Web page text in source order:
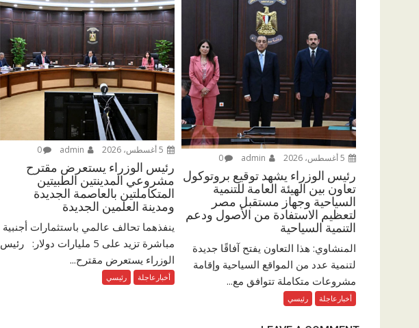
0
رئيس الوزراء يشهد توقيع بروتوكول
تعاون بين الهيئة العامة للتنمية
السياحية وجهاز مستقبل مصر
لتعظيم الاستفادة من الأصول ودعم
التنمية السياحية
المنشاوي: هذا التعاون يفتح آفاقًا جديدة
لتنمية عدد من المواقع السياحية وإقامة
مشروعات متكاملة تتوافق مع...
أخبارعاجلة رئيسي
0
رئيس الوزراء يستعرض مقترح
مشروعي المدينتين الطبيتين
المتكاملتين بالعاصمة الجديدة
ومدينة العلمين الجديدة
ينفذهما تحالف عالمي باستثمارات أجنبية
مباشرة تزيد على 5 مليارات دولار: رئيس
الوزراء يستعرض مقترح...
أخبارعاجلة رئيسي